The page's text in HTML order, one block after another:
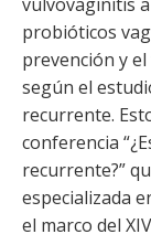
probióticos
prevención y
según el
recurrente.
conferencia
recurrente?”
especializada
el marco del